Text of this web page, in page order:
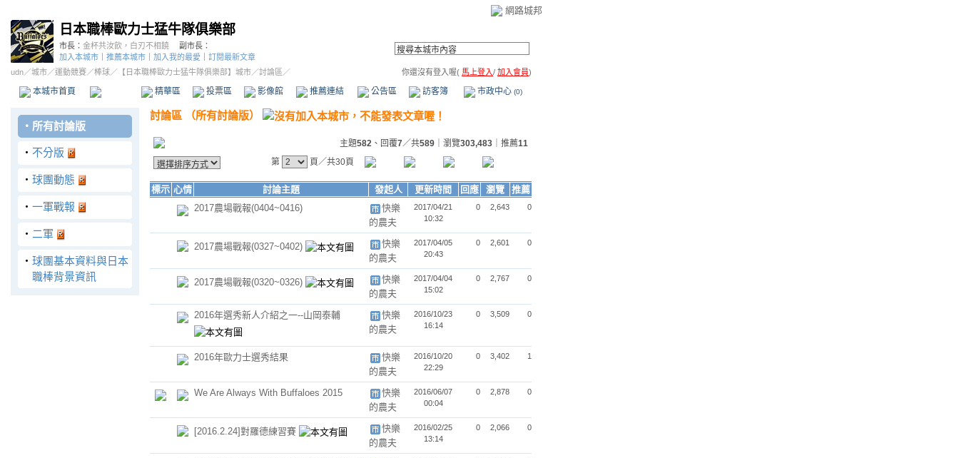
網路城邦
日本職棒歐力士猛牛隊俱樂部
市長： 金杯共汝飲，白刃不相饒
副市長：
加入本城市
推薦本城市 加入我的最愛
訂閱最新文章
udn／城市／運動競賽／棒球／ 【日本職棒歐力士猛牛隊俱樂部】城市／討論區／ 你還沒有登入喔( 馬上登入/ 加入會員)
本城市首頁 精華區 投票區 影像館 推薦連結 公告區 訪客簿 市政中心 (0)
‧ 所有討論版
‧ 不分版
‧ 球團動態
‧ 一軍戰報
‧ 二軍
‧ 球團基本資料與日本
職棒背景資訊
討論區 （所有討論版）
主題582 、回覆7／共589 ｜瀏覽303,483 ｜推薦11
第
頁／共30頁
標示 心情 討論主題 發起人 更新時間 回應 瀏覽
推薦
2017農場戰報(0404~0416)
快樂
的農夫
2017/04/21
10:32
0 2,643 0
2017農場戰報(0327~0402)
快樂
的農夫
2017/04/05
20:43
0 2,601 0
2017農場戰報(0320~0326)
快樂
的農夫
2017/04/04
15:02
0 2,767 0
2016年選秀新人介紹之一--山岡泰輔
快樂
的農夫
2016/10/23
16:14
0 3,509 0
2016年歐力士選秀結果
快樂
的農夫
2016/10/20
22:29
0 3,402 1
We Are Always With Buffaloes 2015
快樂
的農夫
2016/06/07
00:04
0 2,878 0
[2016.2.24]對羅德練習賽
快樂
的農夫
2016/02/25
13:14
0 2,066 0